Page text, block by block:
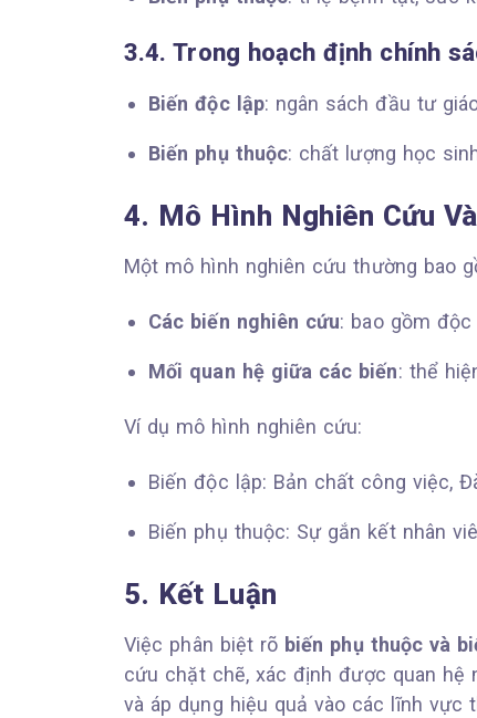
3.4. Trong hoạch định chính
Biến độc lập: ngân sách đầu tư
Biến phụ thuộc: chất lượng học
4. Mô Hình Nghiên Cứu
Một mô hình nghiên cứu thường bao
Các biến nghiên cứu: bao gồm
Mối quan hệ giữa các biến: thể
Ví dụ mô hình nghiên cứu:
Biến độc lập: Bản chất công việc,
Biến phụ thuộc: Sự gắn kết nhân
5. Kết Luận
Việc phân biệt rõ biến phụ thuộc và
cứu chặt chẽ, xác định được quan hệ
và áp dụng hiệu quả vào các lĩnh vực